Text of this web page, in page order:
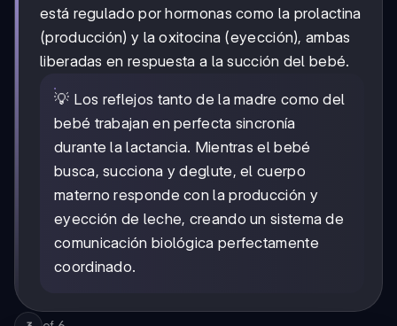
está regulado por hormonas como la prolactina
(producción) y la oxitocina (eyección), ambas
liberadas en respuesta a la succión del bebé.
💡 Los reflejos tanto de la madre como del
bebé trabajan en perfecta sincronía
durante la lactancia. Mientras el bebé
busca, succiona y deglute, el cuerpo
materno responde con la producción y
eyección de leche, creando un sistema de
comunicación biológica perfectamente
coordinado.